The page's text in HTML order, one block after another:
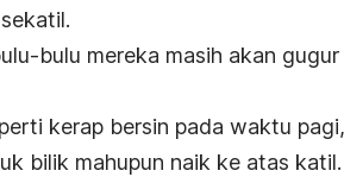
bulu mereka masih akan gugur
kerap bersin pada waktu pagi,
bilik mahupun naik ke atas katil.